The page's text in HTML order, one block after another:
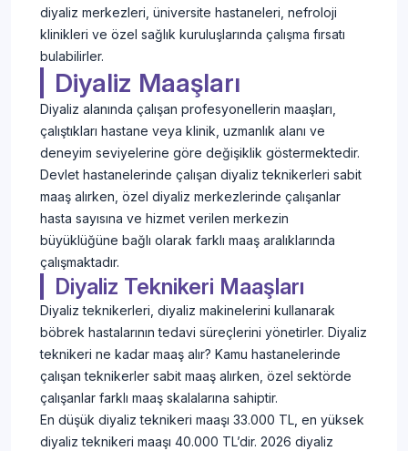
diyaliz merkezleri, üniversite hastaneleri, nefroloji
klinikleri ve özel sağlık kuruluşlarında çalışma fırsatı
bulabilirler.
Diyaliz Maaşları
Diyaliz alanında çalışan profesyonellerin maaşları,
çalıştıkları hastane veya klinik, uzmanlık alanı ve
deneyim seviyelerine göre değişiklik göstermektedir.
Devlet hastanelerinde çalışan diyaliz teknikerleri sabit
maaş alırken, özel diyaliz merkezlerinde çalışanlar
hasta sayısına ve hizmet verilen merkezin
büyüklüğüne bağlı olarak farklı maaş aralıklarında
çalışmaktadır.
Diyaliz Teknikeri Maaşları
Diyaliz teknikerleri, diyaliz makinelerini kullanarak
böbrek hastalarının tedavi süreçlerini yönetirler. Diyaliz
teknikeri ne kadar maaş alır? Kamu hastanelerinde
çalışan teknikerler sabit maaş alırken, özel sektörde
çalışanlar farklı maaş skalalarına sahiptir.
En düşük diyaliz teknikeri maaşı 33.000 TL, en yüksek
diyaliz teknikeri maaşı 40.000 TL’dir. 2026 diyaliz